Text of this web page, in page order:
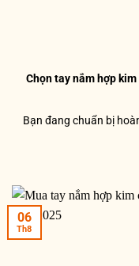
Chọn tay nắm hợp
Bạn đang chuẩn bị
06
Th8